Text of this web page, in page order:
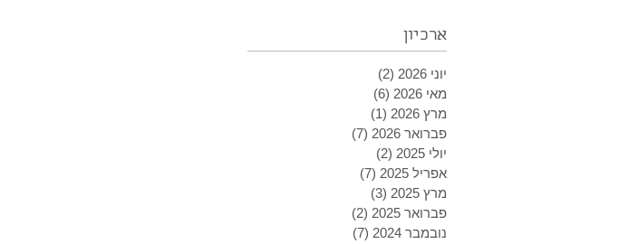
ארכיון
יוני 2026 (2)
מאי 2026
(6)
מרץ 2026
(1)
פברואר 2026
(7)
יולי 2025
(2)
אפריל 2025
(7)
מרץ 2025
(3)
פברואר 2025
(2)
נובמבר 2024
(7)